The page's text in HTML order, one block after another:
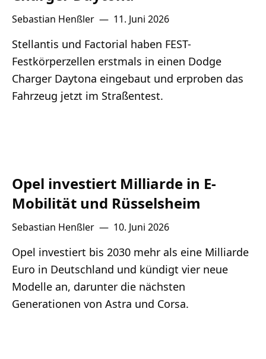
Sebastian Henßler — 11. Juni 2026
Stellantis und Factorial haben FEST-
Festkörperzellen erstmals in einen Dodge
Charger Daytona eingebaut und erproben das
Fahrzeug jetzt im Straßentest.
Opel investiert Milliarde in E-
Mobilität und Rüsselsheim
Sebastian Henßler — 10. Juni 2026
Opel investiert bis 2030 mehr als eine Milliarde
Euro in Deutschland und kündigt vier neue
Modelle an, darunter die nächsten
Generationen von Astra und Corsa.